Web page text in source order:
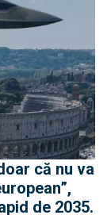
că nu va
de 2035.